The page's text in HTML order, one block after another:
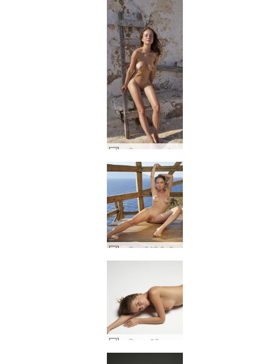
नतालिया एक नग्न गांव लड़की #10
नतालिया सेंटोरिनी की आत्मा #13